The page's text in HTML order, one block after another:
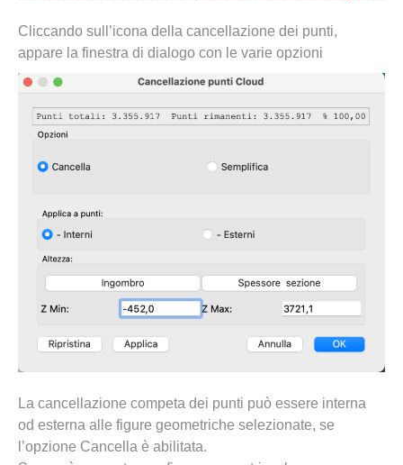
Cliccando sull’icona della cancellazione dei punti,
appare la finestra di dialogo con le varie opzioni
La cancellazione competa dei punti può essere interna
od esterna alle figure geometriche selezionate, se
l’opzione Cancella è abilitata.